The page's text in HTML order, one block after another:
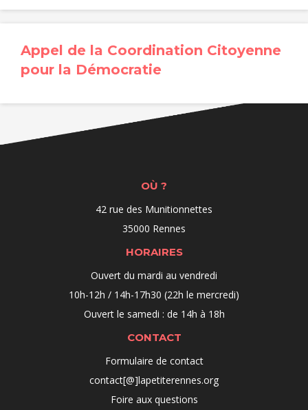
Appel de la Coordination Citoyenne
pour la Démocratie
OÙ ?
42 rue des Munitionnettes
35000 Rennes
HORAIRES
Ouvert du mardi au vendredi
10h-12h / 14h-17h30 (22h le mercredi)
Ouvert le samedi : de 14h à 18h
CONTACT
Formulaire de contact
contact[@]lapetiterennes.org
Foire aux questions